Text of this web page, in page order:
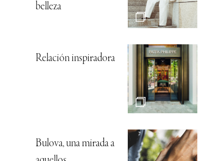
belleza
Relación inspiradora
Bulova, una mirada a